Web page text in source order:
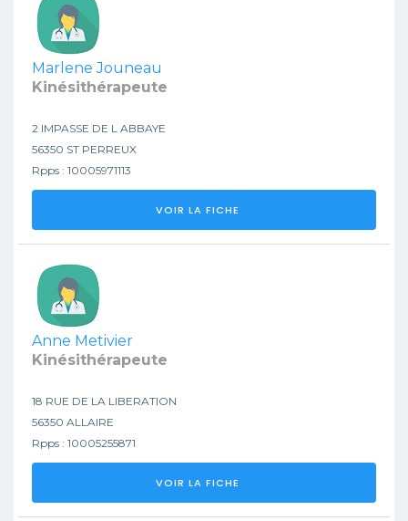
Marlene Jouneau
Kinésithérapeute
2 IMPASSE DE L ABBAYE
56350 ST PERREUX
Rpps : 10005971113
VOIR LA FICHE
Anne Metivier
Kinésithérapeute
18 RUE DE LA LIBERATION
56350 ALLAIRE
Rpps : 10005255871
VOIR LA FICHE